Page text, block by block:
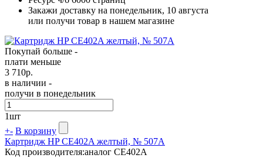
Закажи доставку на понедельник, 10 августа
или получи товар в нашем магазине
Покупай больше -
плати меньше
3 710р.
в наличии -
получи в понедельник
1шт
+- В корзину
Картридж HP CE402A желтый, № 507A
Код производителя:аналог CE402A